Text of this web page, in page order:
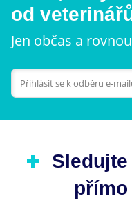
od
Jen občas a